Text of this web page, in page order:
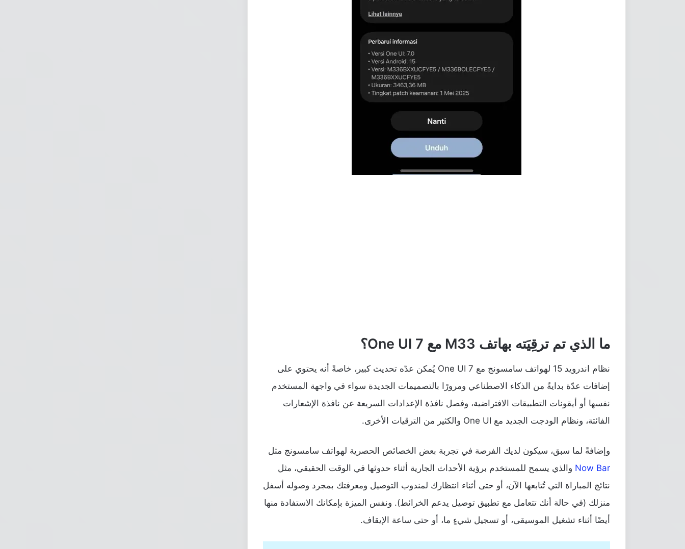
ما الذي تم ترقِيَته بهاتف M33 مع One UI 7؟
نظام اندرويد 15 لهواتف سامسونج مع One UI 7 يُمكن عدّه تحديث كبير، خاصةً أنه يحتوي على
إضافات عدّة بدايةً من الذكاء الاصطناعي ومرورًا بالتصميمات الجديدة سواء في واجهة المستخدم
نفسها أو أيقونات التطبيقات الافتراضية، وفصل نافذة الإعدادات السريعة عن نافذة الإشعارات
الفائتة، ونظام الودجت الجديد مع One UI والكثير من الترقيات الأخرى.
وإضافةً لما سبق، سيكون لديك الفرصة في تجربة بعض الخصائص الحصرية لهواتف سامسونج مثل
Now Bar والذي يسمح للمستخدم برؤية الأحداث الجارية أثناء حدوثها في الوقت الحقيقي، مثل
نتائج المباراة التي تُتابعها الآن، أو حتى أثناء انتظارك لمندوب التوصيل ومعرفتك بمجرد وصوله أسفل
منزلك (في حالة أنك تتعامل مع تطبيق توصيل يدعم الخرائط). ونفس الميزة بإمكانك الاستفادة منها
أيضًا أثناء تشغيل الموسيقى، أو تسجيل شيءٍ ما، أو حتى ساعة الإيقاف.